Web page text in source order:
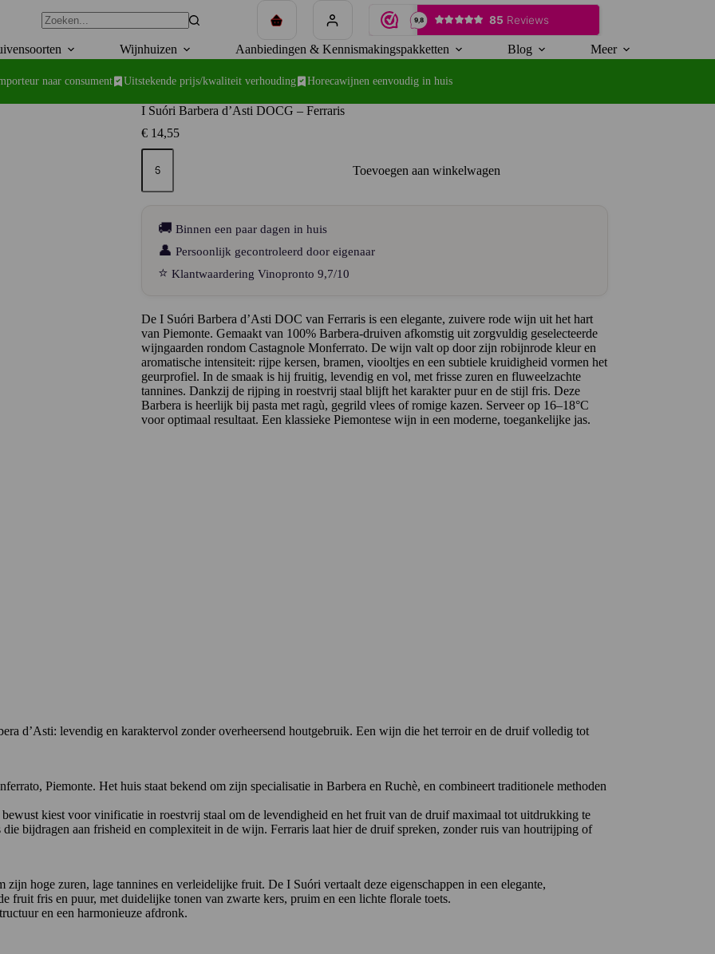
Winkelwagen
Wijnhuizen Aanbiedingen & Kennismakingspakketten Blog Meer
naar consument Uitstekende prijs/kwaliteit verhouding Horecawijnen eenvoudig in huis
I Suóri Barbera d’Asti DOCG – Ferraris
€14,55
I
Suóri
d’Asti
Ferraris
aantal
Toevoegen aan winkelwagen
🚚 Binnen een paar dagen in huis
👤 Persoonlijk gecontroleerd door eigenaar
⭐ Klantwaardering Vinopronto 9,7/10
De I Suóri Barbera d’Asti DOC van Ferraris is een elegante, zuivere rode wijn uit het hart
van Piemonte. Gemaakt van 100% Barbera-druiven afkomstig uit zorgvuldig geselecteerde
wijngaarden rondom Castagnole Monferrato. De wijn valt op door zijn robijnrode kleur en
aromatische intensiteit: rijpe kersen, bramen, viooltjes en een subtiele kruidigheid vormen het
geurprofiel. In de smaak is hij fruitig, levendig en vol, met frisse zuren en fluweelzachte
tannines. Dankzij de rijping in roestvrij staal blijft het karakter puur en de stijl fris. Deze
Barbera is heerlijk bij pasta met ragù, gegrild vlees of romige kazen. Serveer op 16–18°C
voor optimaal resultaat. Een klassieke Piemontese wijn in een moderne, toegankelijke jas.
d’Asti: levendig en karaktervol zonder overheersend houtgebruik. Een wijn die het terroir en de druif volledig tot
Piemonte. Het huis staat bekend om zijn specialisatie in Barbera en Ruchè, en combineert traditionele methoden
kiest voor vinificatie in roestvrij staal om de levendigheid en het fruit van de druif maximaal tot uitdrukking te
bijdragen aan frisheid en complexiteit in de wijn. Ferraris laat hier de druif spreken, zonder ruis van houtrijping of
zijn hoge zuren, lage tannines en verleidelijke fruit. De I Suóri vertaalt deze eigenschappen in een elegante,
fris en puur, met duidelijke tonen van zwarte kers, pruim en een lichte florale toets.
en een harmonieuze afdronk.